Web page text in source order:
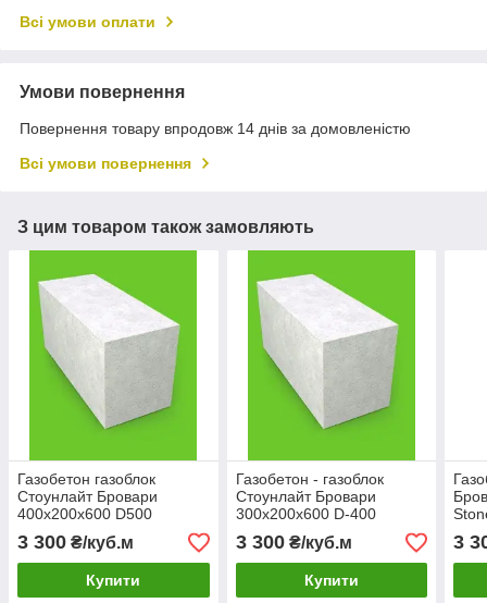
Всі умови оплати
Умови повернення
Повернення товару впродовж 14 днів за домовленістю
Всі умови повернення
З цим товаром також замовляють
Газобетон газоблок
Стоунлайт Бровари
400х200х600 D500
3 300 ₴/куб.м
Купити
Газобетон - газоблок
Стоунлайт Бровари
300x200х600 D-400
3 300₴/куб.м
Купити
3